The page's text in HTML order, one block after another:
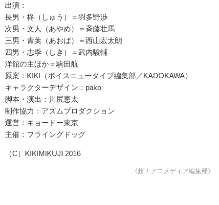
出演：
長男・柊（しゅう）＝羽多野渉
次男・文人（あやめ）＝斉藤壮馬
三男・青葉（あおば）＝西山宏太朗
四男・志季（しき）＝武内駿輔
洋館の主ほか＝駒田航
原案：KIKI（ボイスニュータイプ編集部／KADOKAWA）
キャラクターデザイン：pako
脚本・演出：川尻恵太
制作協力：アズムプロダクション
運営：キョードー東京
主催：フライングドッグ
（C）KIKIMIKUJI 2016
《超！アニメディア編集部》